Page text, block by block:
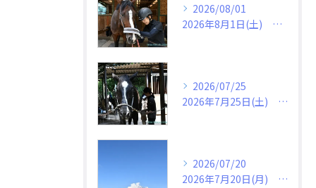
2026/08/01
2026年8月1日(土) 夏本番！
2026/07/25
2026年7月25日(土) 午後から不安定な天気
2026/07/20
2026年7月20日(月) 第78回全日本障害馬術大会2026 Part Ⅱ